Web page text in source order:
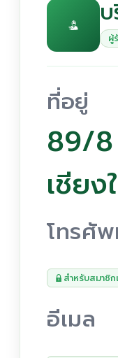
บ
ผู้
ที่อยู่
89/8
เชีย
โทรศั
สำหรับสมาชิก
อีเมล